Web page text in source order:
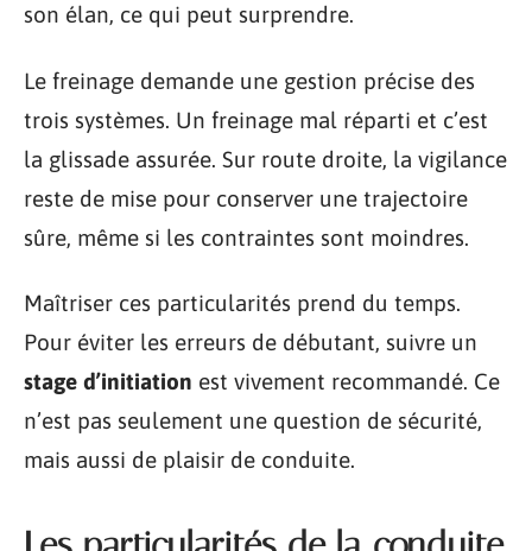
son élan, ce qui peut surprendre.
Le freinage demande une gestion précise des
trois systèmes. Un freinage mal réparti et c’est
la glissade assurée. Sur route droite, la vigilance
reste de mise pour conserver une trajectoire
sûre, même si les contraintes sont moindres.
Maîtriser ces particularités prend du temps.
Pour éviter les erreurs de débutant, suivre un
stage d’initiation est vivement recommandé. Ce
n’est pas seulement une question de sécurité,
mais aussi de plaisir de conduite.